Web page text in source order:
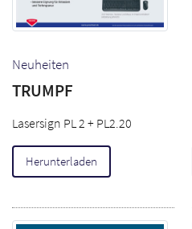
Neuheiten
TRUMPF
Lasersign PL 2 + PL2.20
Herunterladen